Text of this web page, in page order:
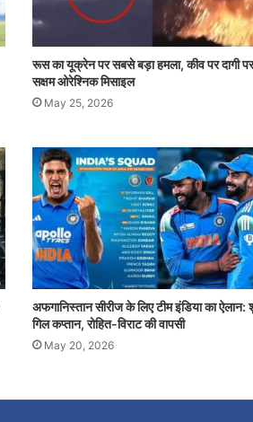
रूस का यूक्रेन पर सबसे बड़ा हमला, कीव पर दागी
सक्षम ओरेश्निक मिसाइल
May 25, 2026
अफगानिस्तान सीरीज के लिए टीम इंडिया का
गिल कप्तान, रोहित-विराट की वापसी
May 20, 2026